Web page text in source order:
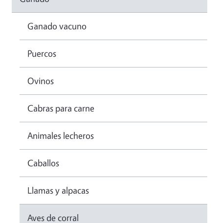
Ganado vacuno
Puercos
Ovinos
Cabras para carne
Animales lecheros
Caballos
Llamas y alpacas
Aves de corral